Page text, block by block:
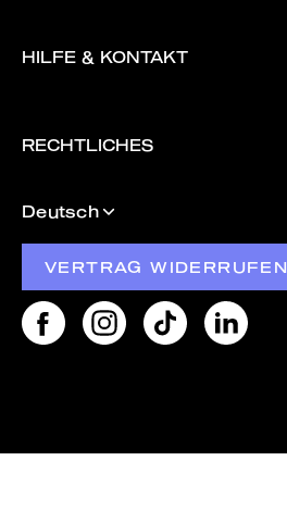
HILFE & KONTAKT
RECHTLICHES
Sprache
Deutsch
VERTRAG WIDERRUFEN